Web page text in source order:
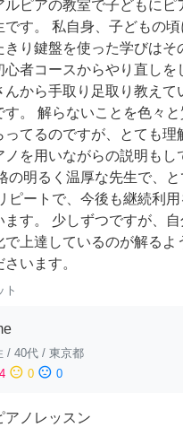
ルピアの教室で子どもにピ
です。 私自身、子どもの
きり鍵盤を使った学びはそ
心者コースからやり直しを
んから手取り足取り教えて
す。 解らないことを色々
ってるのですが、とても理
ノを用いながらの説明もし
の明るく温厚な先生で、
ピートで、今後も継続利用
ます。 少しずつですが、自
で上達しているのが解るよ
います。
ト
/ 40代 / 東京都
4 sentiment_neutral 0 sentiment_dissatisfied 0
アノレッスン